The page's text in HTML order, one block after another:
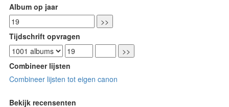
Album op jaar
Tijdschrift opvragen
Combineer lijsten
Combineer lijsten tot eigen canon
Bekijk recensenten